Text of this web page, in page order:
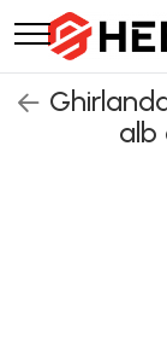
Pompe de apa
Pompe
Pompe de
Pompe de
Pompe de
Mori electrice
Mori electrice
Motoare
Motoare
Articole
Coloane dus
Betoniere si
Accesorii beton
alb